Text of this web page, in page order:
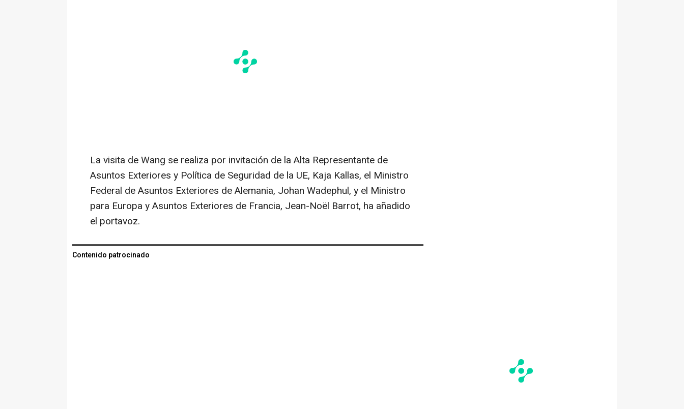
La visita de Wang se realiza por invitación de la Alta Representante de
Asuntos Exteriores y Política de Seguridad de la UE, Kaja Kallas, el Ministro
Federal de Asuntos Exteriores de Alemania, Johan Wadephul, y el Ministro
para Europa y Asuntos Exteriores de Francia, Jean-Noël Barrot, ha añadido
el portavoz.
Contenido patrocinado